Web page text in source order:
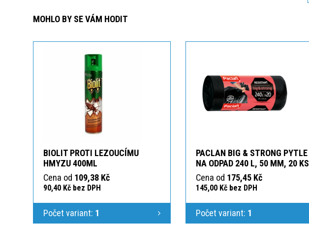
MOHLO BY SE VÁM HODIT
BIOLIT PROTI LEZOUCÍMU
HMYZU 400ML
Cena od 109,38 Kč
90,40 Kč bez DPH
Počet variant: 1
PACLAN BIG & STRONG PYTLE
NA ODPAD 240 L, 50 ΜM, 20 KS
Cena od 175,45 Kč
145,00 Kč bez DPH
Počet variant: 1